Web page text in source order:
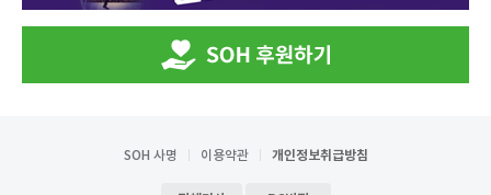
SOH 사명 이용약관 개인정보취급방침